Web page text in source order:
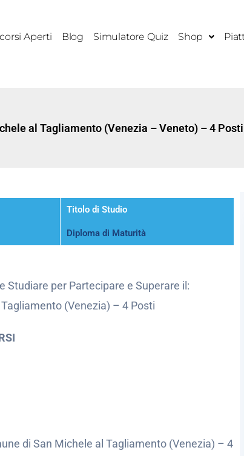
Aperti Blog Simulatore Quiz Shop
al Tagliamento (Venezia – Veneto) – 4 Posti
Titolo di Studio
Diploma di Maturità
Studiare per Partecipare e Superare il:
(Venezia) – 4 Posti
di San Michele al Tagliamento (Venezia) – 4